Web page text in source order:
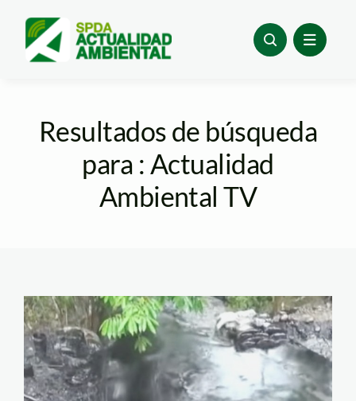
content
Resultados de búsqueda
para : Actualidad
Ambiental TV
derrame de petróleo
amazonas